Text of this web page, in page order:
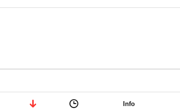
Info